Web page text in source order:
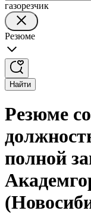
газорезчик
Резюме
Найти
Резюме
полной